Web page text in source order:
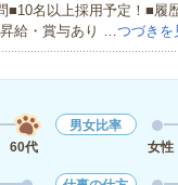
■10名以上採用予定！■履
給・賞与あり …つづきを
60代
男女比率
女性